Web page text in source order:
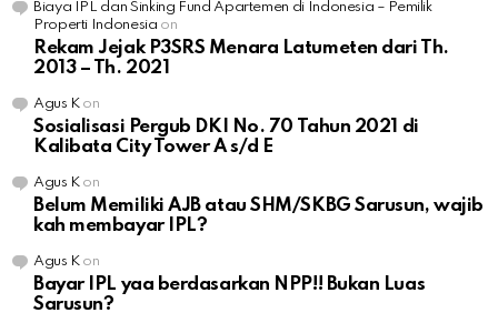
Biaya IPL dan Sinking Fund Apartemen di Indonesia – Pemilik
Properti Indonesia on
Rekam Jejak P3SRS Menara Latumeten dari Th.
2013 – Th. 2021
Agus Kon
Sosialisasi Pergub DKI No. 70 Tahun 2021 di
Kalibata City Tower A s/d E
Agus Kon
Belum Memiliki AJB atau SHM/SKBG Sarusun, wajib
kah membayar IPL?
Agus Kon
Bayar IPL yaa berdasarkan NPP!! Bukan Luas
Sarusun?